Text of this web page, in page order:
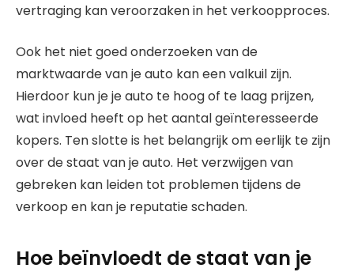
vertraging kan veroorzaken in het verkoopproces.
Ook het niet goed onderzoeken van de
marktwaarde van je auto kan een valkuil zijn.
Hierdoor kun je je auto te hoog of te laag prijzen,
wat invloed heeft op het aantal geïnteresseerde
kopers. Ten slotte is het belangrijk om eerlijk te zijn
over de staat van je auto. Het verzwijgen van
gebreken kan leiden tot problemen tijdens de
verkoop en kan je reputatie schaden.
Hoe beïnvloedt de staat van je